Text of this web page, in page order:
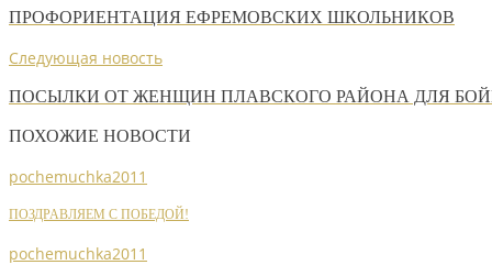
ПРОФОРИЕНТАЦИЯ ЕФРЕМОВСКИХ ШКОЛЬНИКОВ
Следующая новость
ПОСЫЛКИ ОТ ЖЕНЩИН ПЛАВСКОГО РАЙОНА ДЛЯ
ПОХОЖИЕ НОВОСТИ
pochemuchka2011
ПОЗДРАВЛЯЕМ С ПОБЕДОЙ!
pochemuchka2011